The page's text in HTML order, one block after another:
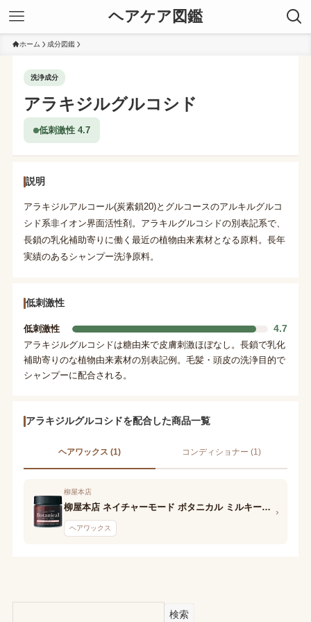
ヘアケア図鑑
ホーム 成分図鑑
洗浄成分
アラキジルグルコシド
低刺激性 4.7
説明
アラキジルアルコール(炭素鎖20)とグルコースのアルキルグルコ
シド系非イオン界面活性剤。アラキルグルコシドの別表記系で、
長鎖の乳化補助寄りに働く最近の植物由来素材となる原料。長年
実績のあるシャンプー洗浄原料。
低刺激性
低刺激性 4.7
アラキジルグルコシドは糖由来で皮膚刺激ほぼなし。長鎖で乳化
補助寄りのな植物由来素材の別表記例。毛髪・頭皮の洗浄目的で
シャンプーに配合される。
アラキジルグルコシドを配合した商品一覧
ヘアワックス (1) コンディショナー (1)
柳屋本店
柳屋本店 ネイチャーモード ボタニカル ミルキーワックス
ヘアワックス
›
検索